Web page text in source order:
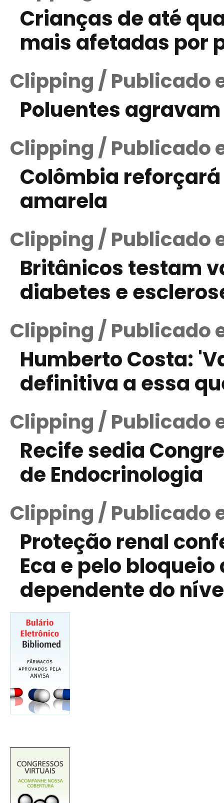
Crianças de até
mais afetadas por
Clipping / Publicado
Poluentes
Clipping / Publicado
Colômbia
amarela
Clipping / Publicado
Britânicos testam
diabetes e
Clipping / Publicado
Humberto Costa:
definitiva a essa
Clipping / Publicado
Recife sedia
de Endocrinologia
Clipping / Publicado
Proteção renal
Eca e pelo
dependente do